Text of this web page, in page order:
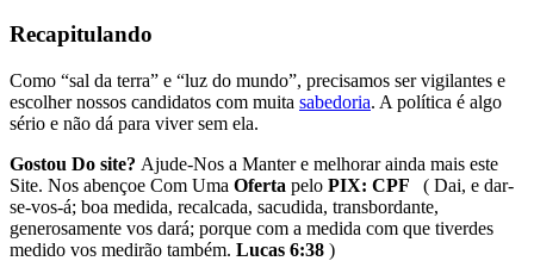
Recapitulando
Como “sal da terra” e “luz do mundo”, precisamos ser vigilantes e
escolher nossos candidatos com muita sabedoria. A política é algo
sério e não dá para viver sem ela.
Gostou Do site? Ajude-Nos a Manter e melhorar ainda mais este
Site. Nos abençoe Com Uma Oferta pelo PIX: CPF
( Dai, e dar-
se-vos-á; boa medida, recalcada, sacudida, transbordante,
generosamente vos dará; porque com a medida com que tiverdes
medido vos medirão também. Lucas 6:38 )